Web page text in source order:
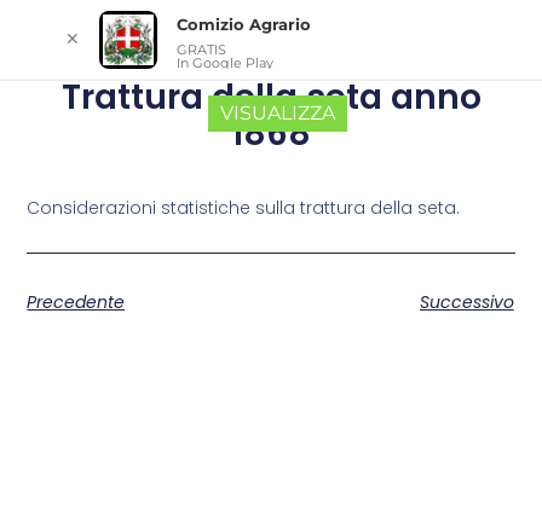
Trattura della seta anno
1868
Considerazioni statistiche sulla trattura della seta.
Precedente Successivo
✕
Comizio Agrario
GRATIS
In Google Play
VISUALIZZA